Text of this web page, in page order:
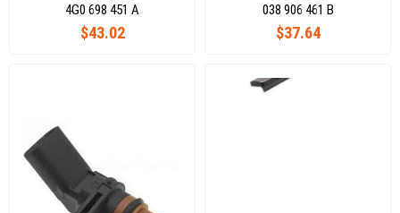
$43.02
4G0 698 451 A
$37.64
038 906 461 B